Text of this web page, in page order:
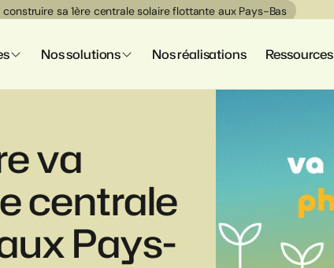
Nos solutions Nos réalisations Ressources
construire sa 1ère centrale solaire flottante aux Pays-Bas
va
centrale
Pays-